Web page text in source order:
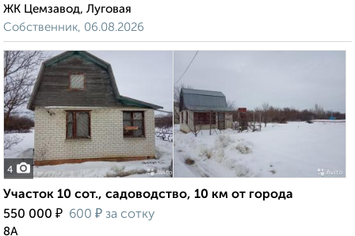
ЖК Цемзавод, Луговая
Собственник, 06.08.2026
4
Участок 10 сот., садоводство, 10 км от города
550 000 ₽ 600 ₽ за сотку
8А